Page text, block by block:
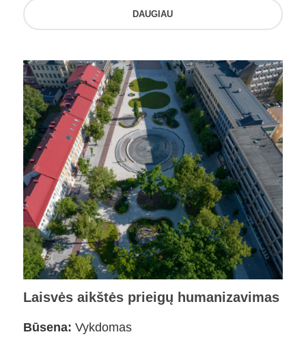
DAUGIAU
Laisvės aikštės prieigų humanizavimas
Būsena: Vykdomas